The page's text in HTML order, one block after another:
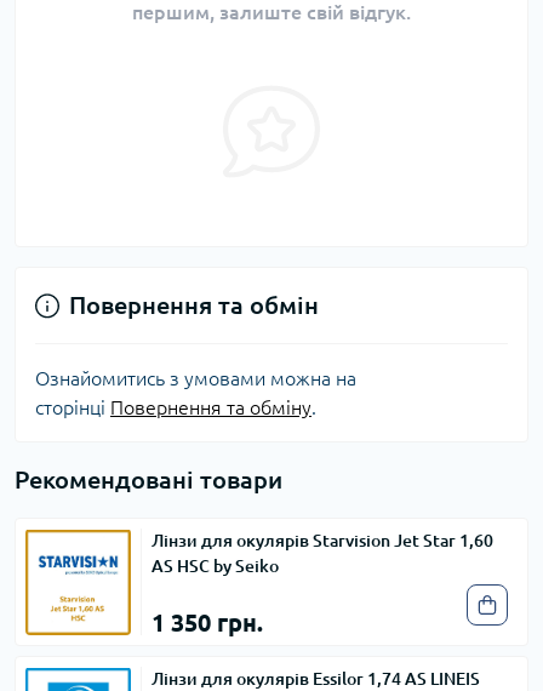
першим, залиште свій відгук.
Повернення та обмін
Ознайомитись з умовами можна на
сторінці Повернення та обміну.
Рекомендовані товари
Лінзи для окулярів Starvision Jet Star 1,60
AS HSC by Seiko
1 350 грн.
Лінзи для окулярів Essilor 1,74 AS LINEIS